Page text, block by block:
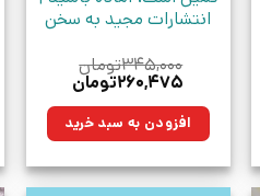
انتشارات مجید به سخن
۳۴۵,۰۰۰تومان
قیمت
۳۴۵,۰۰۰تومان
بود.
۲۶۰,۴۷۵تومانقیمت
۲۶۰,۴۷۵تومان.افزودن به سبد خرید